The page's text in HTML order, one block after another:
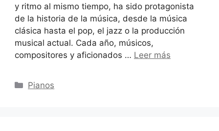
y ritmo al mismo tiempo, ha sido protagonista
de la historia de la música, desde la música
clásica hasta el pop, el jazz o la producción
musical actual. Cada año, músicos,
compositores y aficionados … Leer más
Categorías
Pianos